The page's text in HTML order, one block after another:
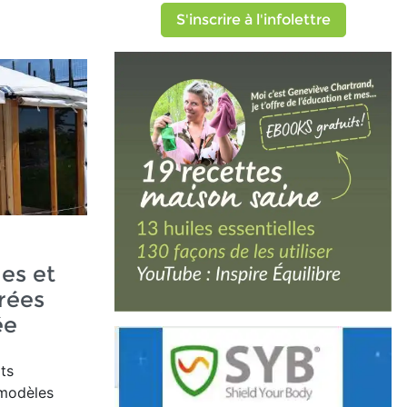
et
S'inscrire à l'infolettre